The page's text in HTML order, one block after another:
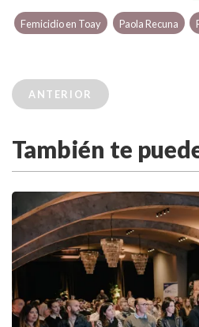
Femicidio en Toay Paola Recuna
ANTERIOR
También te